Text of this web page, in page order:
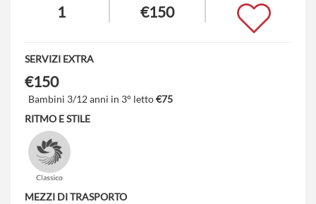
1 €150
SERVIZI EXTRA
€150
Bambini 3/12 anni in 3° letto€75
RITMO E STILE
MEZZI DI TRASPORTO